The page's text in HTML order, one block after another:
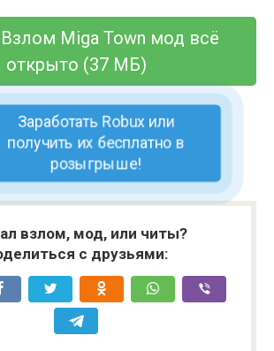
Miga Town мод всё
открыто (37 МБ)
Заработать Robux или
получить их бесплатно в
розыгрыше!
взлом, мод, или читы?
с друзьями: